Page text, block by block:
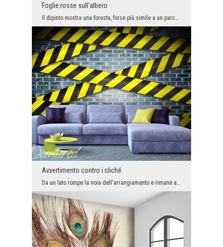
Foglie rosse sull'albero
Il dipinto mostra una foresta, forse più simile a un parco. Le passeggiate autunnali nel parco of...
Avvertimento contro i cliché
Da un lato rompe la noia dell'arrangiamento e rimane a lungo nella memoria dei nostri ospiti, dal...